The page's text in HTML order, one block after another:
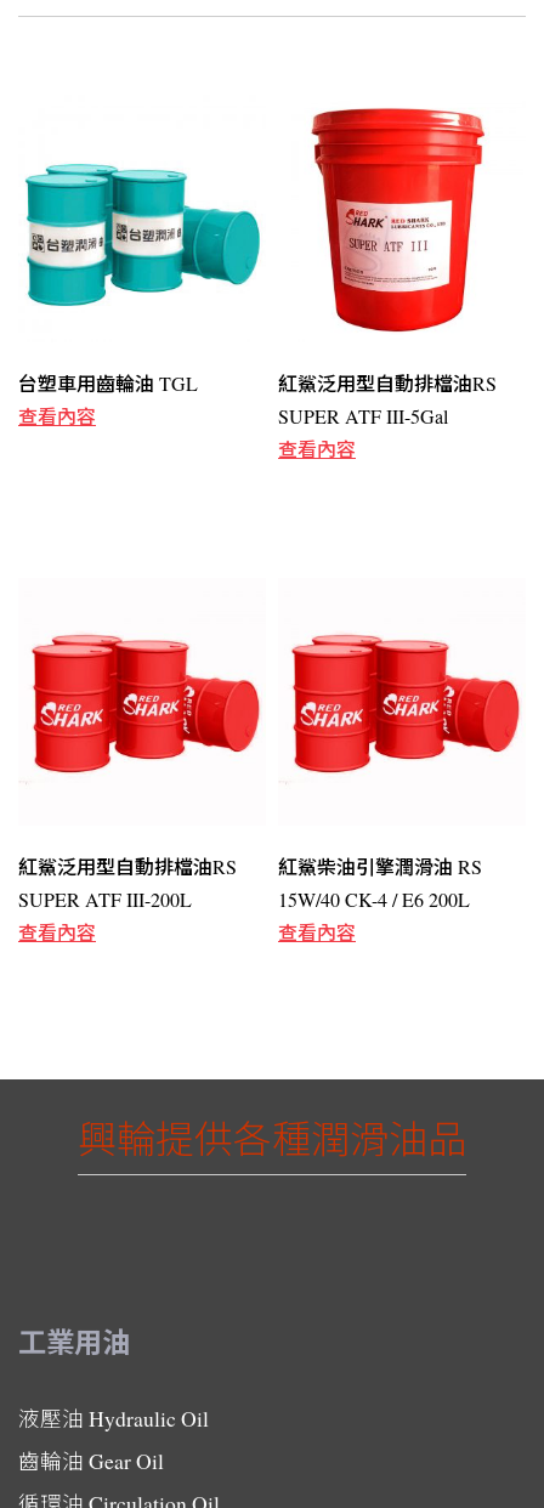
台塑車用齒輪油 TGL
查看內容
紅鯊泛用型自動排檔油RS
SUPER ATF III-5Gal
查看內容
紅鯊泛用型自動排檔油RS
SUPER ATF III-200L
查看內容
紅鯊柴油引擎潤滑油 RS
15W/40 CK-4 / E6 200L
查看內容
興輪提供各種潤滑油品
工業用油
液壓油 Hydraulic Oil
齒輪油 Gear Oil